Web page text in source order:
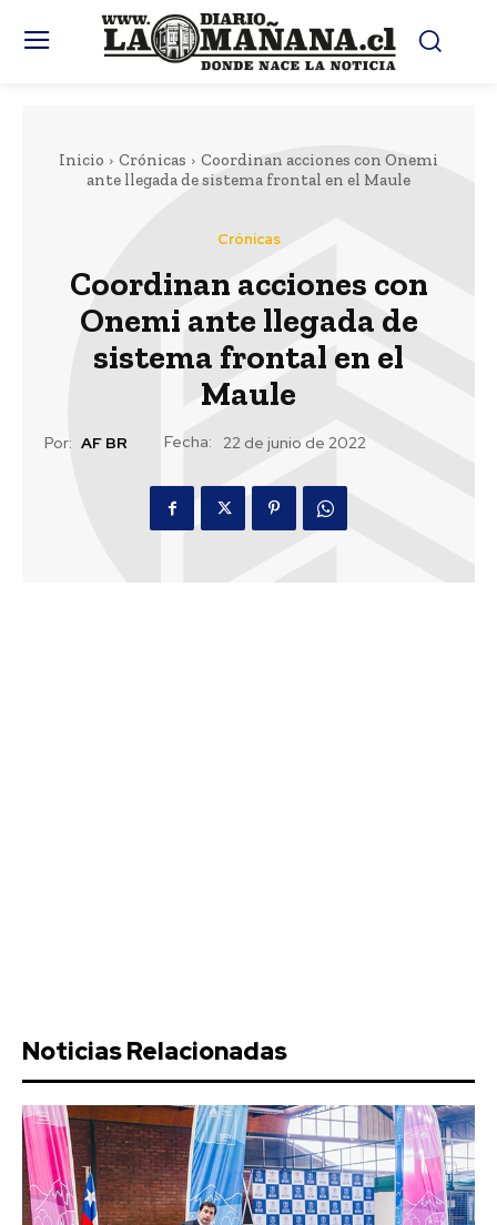
Inicio Crónicas
Coordinan acciones con Onemi
ante llegada de sistema frontal en el Maule
Crónicas
Coordinan acciones con
Onemi ante llegada de
sistema frontal en el
Maule
Por: AF BR Fecha: 22 de junio de 2022
Noticias Relacionadas